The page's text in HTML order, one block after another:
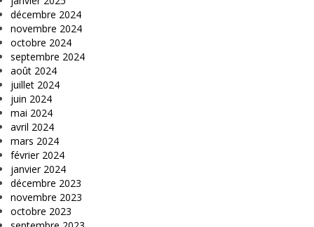
décembre 2024
novembre 2024
octobre 2024
septembre 2024
août 2024
juillet 2024
juin 2024
mai 2024
avril 2024
mars 2024
février 2024
janvier 2024
décembre 2023
novembre 2023
octobre 2023